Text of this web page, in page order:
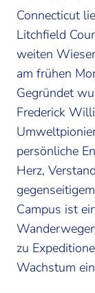
Connecticut
Litchfield
weiten
am frühen
Gegründet
Frederick
persönliche
Herz,
Campus ist
zu
Wachstum